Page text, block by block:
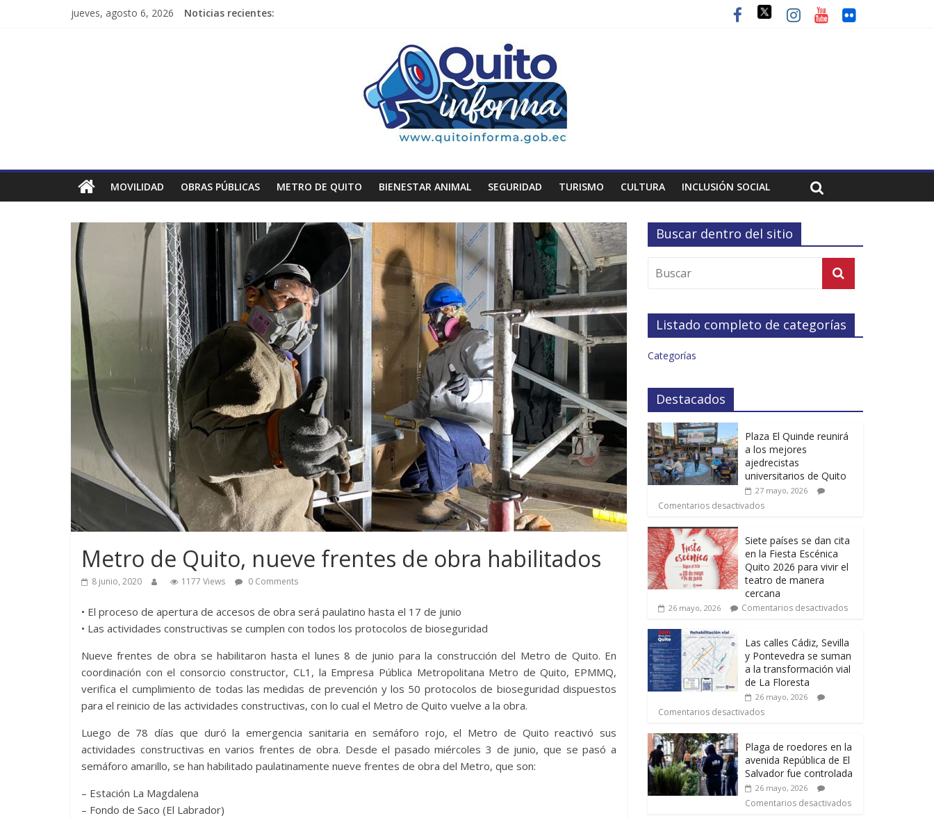
jueves, agosto 6, 2026 Noticias recientes:
MOVILIDAD OBRAS PÚBLICAS METRO DE QUITO BIENESTAR ANIMAL SEGURIDAD TURISMO CULTURA INCLUSIÓN SOCIAL
Metro de Quito, nueve frentes de obra habilitados
8 junio, 2020 1177 Views 0 Comments
• El proceso de apertura de accesos de obra será paulatino hasta el 17 de junio
• Las actividades constructivas se cumplen con todos los protocolos de bioseguridad
Nueve frentes de obra se habilitaron hasta el lunes 8 de junio para la construcción del Metro de Quito. En
coordinación con el consorcio constructor, CL1, la Empresa Pública Metropolitana Metro de Quito, EPMMQ,
verifica el cumplimiento de todas las medidas de prevención y los 50 protocolos de bioseguridad dispuestos
para el reinicio de las actividades constructivas, con lo cual el Metro de Quito vuelve a la obra.
Luego de 78 días que duró la emergencia sanitaria en semáforo rojo, el Metro de Quito reactivó sus
actividades constructivas en varios frentes de obra. Desde el pasado miércoles 3 de junio, que se pasó a
semáforo amarillo, se han habilitado paulatinamente nueve frentes de obra del Metro, que son:
– Estación La Magdalena
– Fondo de Saco (El Labrador)
Buscar dentro del sitio
Listado completo de categorías
Categorías
Destacados
Plaza El Quinde reunirá
a los mejores
ajedrecistas
universitarios de Quito
27 mayo, 2026
Comentarios desactivados
Siete países se dan cita
en la Fiesta Escénica
Quito 2026 para vivir el
teatro de manera
cercana
26 mayo, 2026 Comentarios desactivados
Las calles Cádiz, Sevilla
y Pontevedra se suman
a la transformación vial
de La Floresta
26 mayo, 2026
Comentarios desactivados
Plaga de roedores en la
avenida República de El
Salvador fue controlada
26 mayo, 2026
Comentarios desactivados